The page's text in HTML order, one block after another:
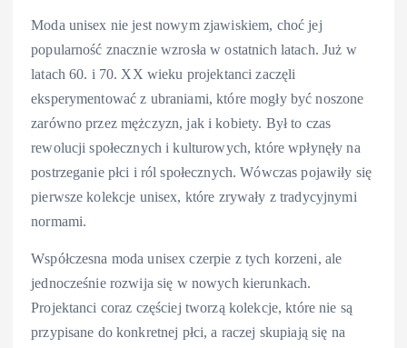
Moda unisex nie jest nowym zjawiskiem, choć jej
popularność znacznie wzrosła w ostatnich latach. Już w
latach 60. i 70. XX wieku projektanci zaczęli
eksperymentować z ubraniami, które mogły być noszone
zarówno przez mężczyzn, jak i kobiety. Był to czas
rewolucji społecznych i kulturowych, które wpłynęły na
postrzeganie płci i ról społecznych. Wówczas pojawiły się
pierwsze kolekcje unisex, które zrywały z tradycyjnymi
normami.
Współczesna moda unisex czerpie z tych korzeni, ale
jednocześnie rozwija się w nowych kierunkach.
Projektanci coraz częściej tworzą kolekcje, które nie są
przypisane do konkretnej płci, a raczej skupiają się na